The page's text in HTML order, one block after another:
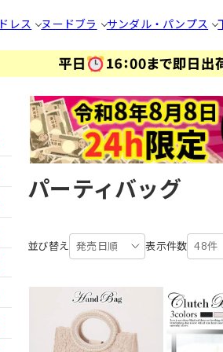
ドレス ヌードブラ サンダル・パンプス
パーティバッグ
並び替え 発売日順 表示件数 48件